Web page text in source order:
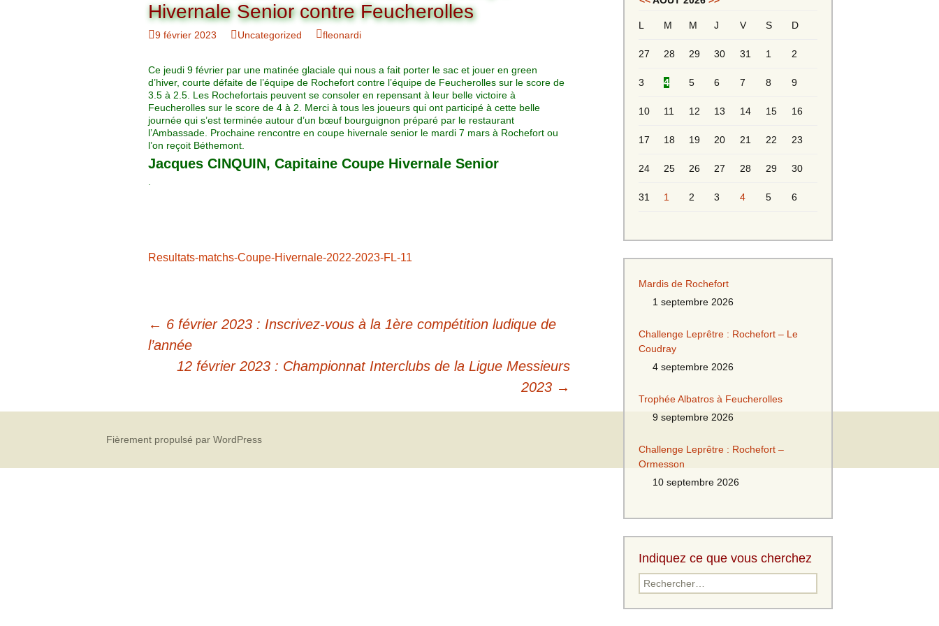
Charte pour les joueurs
des équipes
Organigramme
Commission Loisirs
Commission Sportive
Trophée Triple
Couronne
Coupe de Paris Dames
Championnat interclubs
Dames
Dames
Equipe Senior
Messieurs
Equipe Mid-Amateurs
Messieurs 2ème série
Messieurs Golden
Brut Dames
Avril
Mai
Juin
Hivernale Senior contre Feucherolles
9 février 2023 Uncategorized fleonardi
Ce jeudi 9 février par une matinée glaciale qui nous a fait porter le sac et jouer en green
d’hiver, courte défaite de l’équipe de Rochefort contre l’équipe de Feucherolles sur le score de
3.5 à 2.5. Les Rochefortais peuvent se consoler en repensant à leur belle victoire à
Feucherolles sur le score de 4 à 2. Merci à tous les joueurs qui ont participé à cette belle
journée qui s’est terminée autour d’un bœuf bourguignon préparé par le restaurant
l’Ambassade. Prochaine rencontre en coupe hivernale senior le mardi 7 mars à Rochefort ou
l’on reçoit Béthemont.
Jacques CINQUIN, Capitaine Coupe Hivernale Senior
Resultats-matchs-Coupe-Hivernale-2022-2023-FL-11
← 6 février 2023 : Inscrivez-vous à la 1ère compétition ludique de
l’année
12 février 2023 : Championnat Interclubs de la Ligue Messieurs
2023 →
L M M J V S D
27 28 29 30 31 1 2
3 4 5 6 7 8 9
10 11 12 13 14 15 16
17 18 19 20 21 22 23
24 25 26 27 28 29 30
31 1 2 3 4 5 6
Mardis de Rochefort
1 septembre 2026
Challenge Leprêtre : Rochefort – Le
Coudray
4 septembre 2026
Trophée Albatros à Feucherolles
9 septembre 2026
Challenge Leprêtre : Rochefort –
Ormesson
10 septembre 2026
Indiquez ce que vous cherchez
Fièrement propulsé par WordPress